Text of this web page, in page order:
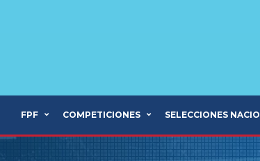
FPF COMPETICIONES SELECCIONES